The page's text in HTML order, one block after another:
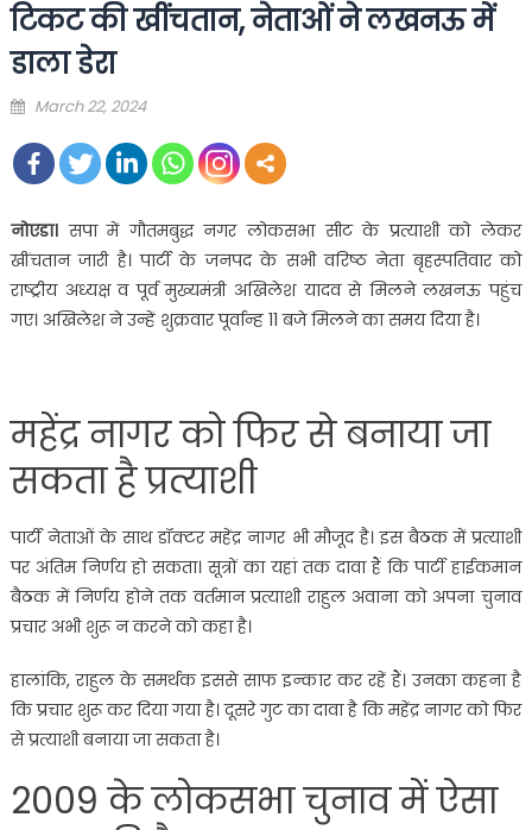
टिकट की खींचतान, नेताओं ने लखनऊ में
डाला डेरा
Posted
March 22, 2024
नोएडा।सपा में गौतमबुद्ध नगर लोकसभा सीट के प्रत्याशी को लेकर
खींचतान जारी है। पार्टी के जनपद के सभी वरिष्ठ नेता बृहस्पतिवार को
राष्ट्रीय अध्यक्ष व पूर्व मुख्यमंत्री अखिलेश यादव से मिलने लखनऊ पहुंच
गए। अखिलेश ने उन्हें शुक्रवार पूर्वान्ह 11 बजे मिलने का समय दिया है।
महेंद्र नागर को फिर से बनाया जा
सकता है प्रत्याशी
पार्टी नेताओं के साथ डॉक्टर महेंद्र नागर भी मौजूद है। इस बैठक में प्रत्याशी
पर अंतिम निर्णय हो सकता। सूत्रों का यहां तक दावा हैं कि पार्टी हाईकमान
बैठक में निर्णय होने तक वर्तमान प्रत्याशी राहुल अवाना को अपना चुनाव
प्रचार अभी शुरू न करने को कहा है।
हालांकि, राहुल के समर्थक इससे साफ इन्कार कर रहें हैं। उनका कहना है
कि प्रचार शुरू कर दिया गया है। दूसरे गुट का दावा है कि महेंद्र नागर को फिर
से प्रत्याशी बनाया जा सकता है।
2009 के लोकसभा चुनाव में ऐसा